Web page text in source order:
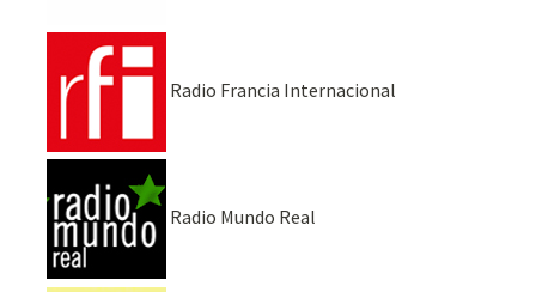
Radio Francia Internacional
Radio Mundo Real